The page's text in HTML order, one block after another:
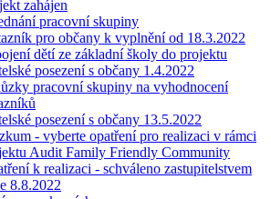
zahájen
pracovní skupiny
pro občany k vyplnění od 18.3.2022
dětí ze základní školy do projektu
posezení s občany 1.4.2022
pracovní skupiny na vyhodnocení
posezení s občany 13.5.2022
- vyberte opatření pro realizaci v rámci
Audit Family Friendly Community
k realizaci - schváleno zastupitelstvem
8.8.2022